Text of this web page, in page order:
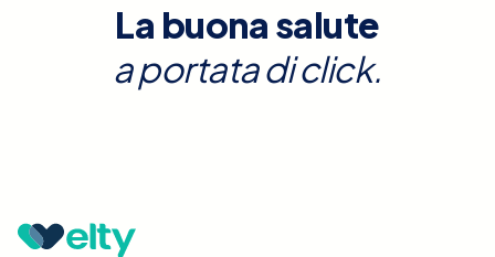
La buona salute
a portata di click.